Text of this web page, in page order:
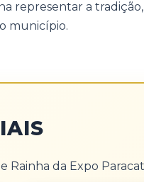
representar a
município.
Rainha da Expo